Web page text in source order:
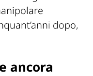
dopo,
ancora